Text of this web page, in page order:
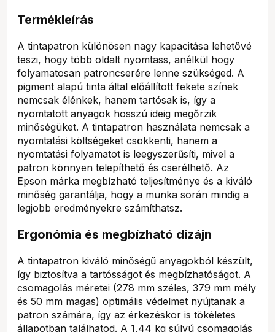
Termékleírás
A tintapatron különösen nagy kapacitása lehetővé
teszi, hogy több oldalt nyomtass, anélkül hogy
folyamatosan patroncserére lenne szükséged. A
pigment alapú tinta által előállított fekete színek
nemcsak élénkek, hanem tartósak is, így a
nyomtatott anyagok hosszú ideig megőrzik
minőségüket. A tintapatron használata nemcsak a
nyomtatási költségeket csökkenti, hanem a
nyomtatási folyamatot is leegyszerűsíti, mivel a
patron könnyen telepíthető és cserélhető. Az
Epson márka megbízható teljesítménye és a kiváló
minőség garantálja, hogy a munka során mindig a
legjobb eredményekre számíthatsz.
Ergonómia és megbízható dizájn
A tintapatron kiváló minőségű anyagokból készült,
így biztosítva a tartósságot és megbízhatóságot. A
csomagolás méretei (278 mm széles, 379 mm mély
és 50 mm magas) optimális védelmet nyújtanak a
patron számára, így az érkezéskor is tökéletes
állapotban találhatod. A 1,44 kg súlyú csomagolás